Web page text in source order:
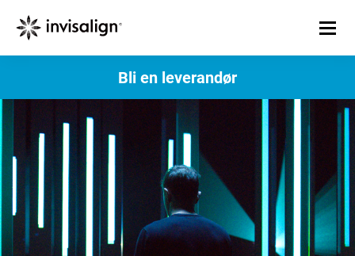
Bli en leverandør